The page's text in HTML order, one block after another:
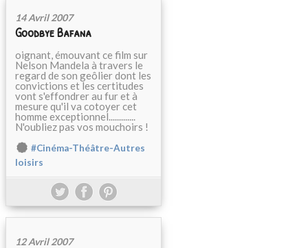
14 Avril 2007
Goodbye Bafana
oignant, émouvant ce film sur
Nelson Mandela à travers le
regard de son geôlier dont les
convictions et les certitudes
vont s'effondrer au fur et à
mesure qu'il va cotoyer cet
homme exceptionnel.............
N'oubliez pas vos mouchoirs !
#Cinéma-Théâtre-Autres
loisirs
12 Avril 2007